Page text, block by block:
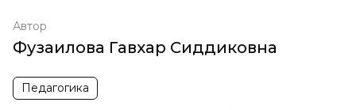
Автор
Фузаилова Гавхар Сиддиковна
Педагогика